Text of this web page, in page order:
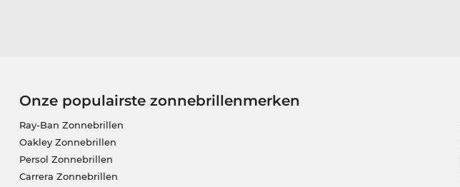
Onze populairste zonnebrillenmerken
Ray-Ban Zonnebrillen
Oakley Zonnebrillen
Persol Zonnebrillen
Carrera Zonnebrillen